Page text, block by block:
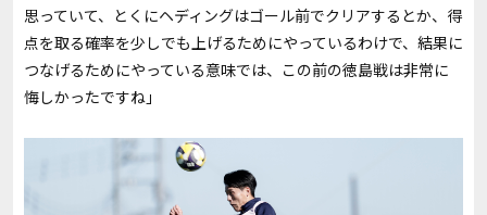
思っていて、とくにヘディングはゴール前でクリアするとか、得
点を取る確率を少しでも上げるためにやっているわけで、結果に
つなげるためにやっている意味では、この前の徳島戦は非常に
悔しかったですね」